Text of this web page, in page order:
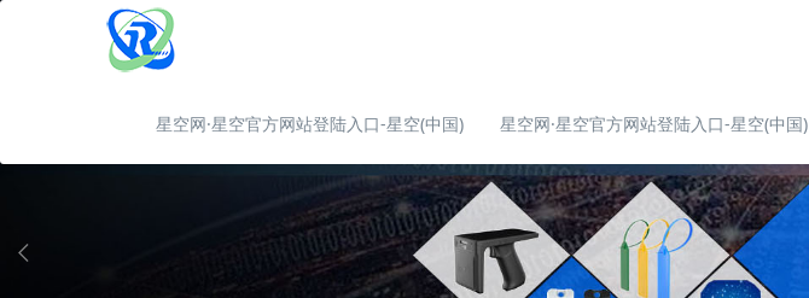
星空网·星空官方网站登陆入口-星空(中国) 星空网·星空官方网站登陆入口-星空(中国)